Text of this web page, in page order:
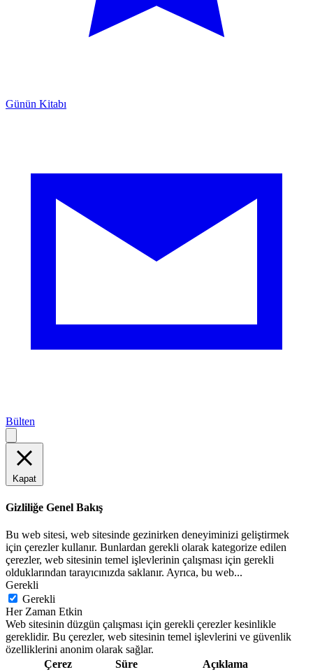
Günün Kitabı
Bülten
Kapat
Gizliliğe Genel Bakış
Bu web sitesi, web sitesinde gezinirken deneyiminizi geliştirmek
için çerezler kullanır. Bunlardan gerekli olarak kategorize edilen
çerezler, web sitesinin temel işlevlerinin çalışması için gerekli
olduklarından tarayıcınızda saklanır. Ayrıca, bu web...
Gerekli
Gerekli
Her Zaman Etkin
Web sitesinin düzgün çalışması için gerekli çerezler kesinlikle
gereklidir. Bu çerezler, web sitesinin temel işlevlerini ve güvenlik
özelliklerini anonim olarak sağlar.
Çerez
Süre Açıklama